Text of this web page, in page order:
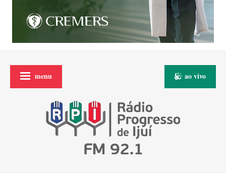
menu ao vivo